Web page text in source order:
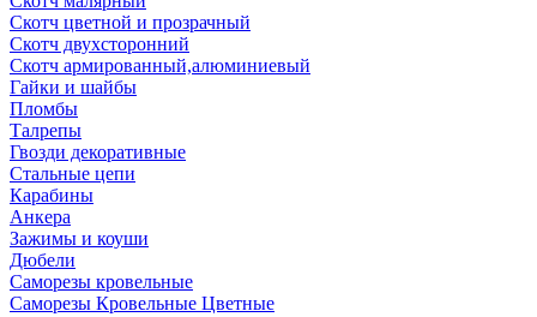
Скотч цветной и прозрачный
Скотч двухсторонний
Скотч армированный,алюминиевый
Гайки и шайбы
Пломбы
Талрепы
Гвозди декоративные
Стальные цепи
Карабины
Анкера
Зажимы и коуши
Дюбели
Саморезы кровельные
Саморезы Кровельные Цветные